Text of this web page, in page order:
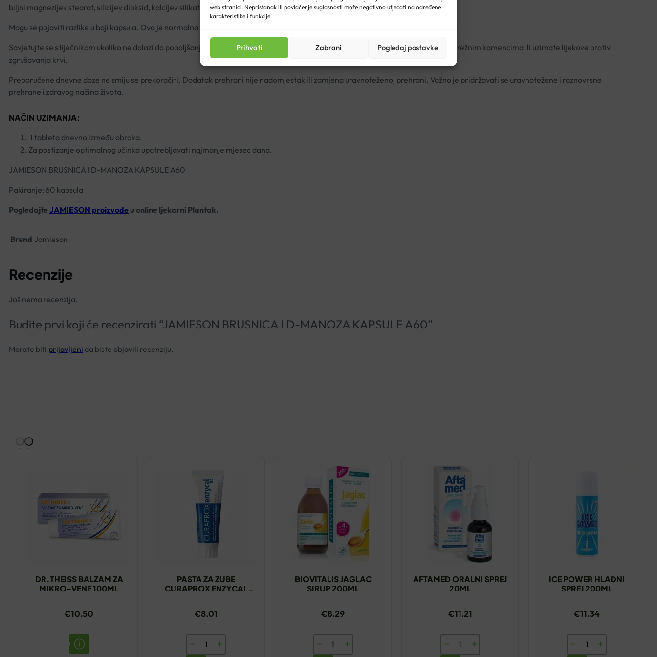
web stranici. Nepristanak ili povlačenje suglasnosti može negativno utjecati na određene
karakteristike i funkcije.
Prihvati Zabrani Pogledaj postavke
biljni magnezijev stearat, silicijev dioksid, kalcijev silikat.
Mogu se pojaviti razlike u boji kapsula. Ovo je normalna pojava zbog korištenja prirodnih sastojaka.
Savjetujte se s liječnikom ukoliko ne dolazi do poboljšanja ili se simptomi pogoršavaju te ukoliko ste u prošlosti imali problema s bubrežnim kamencima ili uzimate lijekove protiv
zgrušavanja krvi.
Preporučene dnevne doze ne smiju se prekoračiti. Dodatak prehrani nije nadomjestak ili zamjena uravnoteženoj prehrani. Važno je pridržavati se uravnotežene i raznovrsne
prehrane i zdravog načina života.
NAČIN UZIMANJA:
1 tableta dnevno između obroka.
Za postizanje optimalnog učinka upotrebljavati najmanje mjesec dana.
JAMIESON BRUSNICA I D-MANOZA KAPSULE A60
Pakiranje: 60 kapsula
Pogledajte JAMIESON proizvode u online ljekarni Plantak.
Brend Jamieson
Recenzije
Još nema recenzija.
Budite prvi koji će recenzirati “JAMIESON BRUSNICA I D-MANOZA KAPSULE A60”
Morate biti prijavljeni da biste objavili recenziju.
DR.THEISS BALZAM ZA
MIKRO-VENE 100ML
€10.50
PASTA ZA ZUBE
CURAPROX ENZYCAL
€8.01
PASTA
BIOVITALIS JAGLAC
SIRUP 200ML
€8.29
BIOVITALIS
AFTAMED ORALNI SPREJ
20ML
€11.21
AFTAMED
ICE POWER HLADNI
SPREJ 200ML
€11.34
ICE